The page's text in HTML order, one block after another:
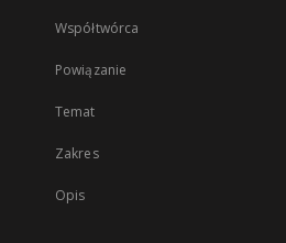
Współtwórca
Powiązanie
Temat
Zakres
Opis